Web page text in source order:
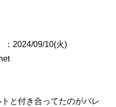
：2024/09/10(火)
と付き合ってたのがバレ